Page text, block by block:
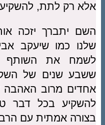
אלא רק לתת,
השם יתברך יזכה
שלנו כמו שיעקב
לשמח את השותף
ששבע שנים של
אחדים מרוב האהבה
להשקיע בכל דבר
בצורה אמתית עם